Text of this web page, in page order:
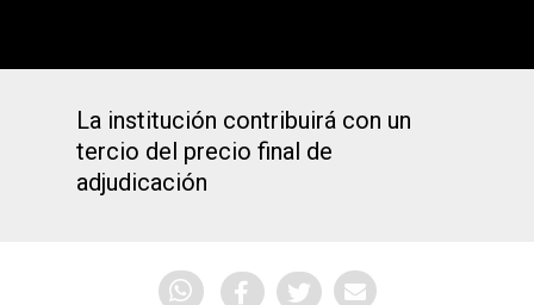
La institución contribuirá con un
tercio del precio final de
adjudicación